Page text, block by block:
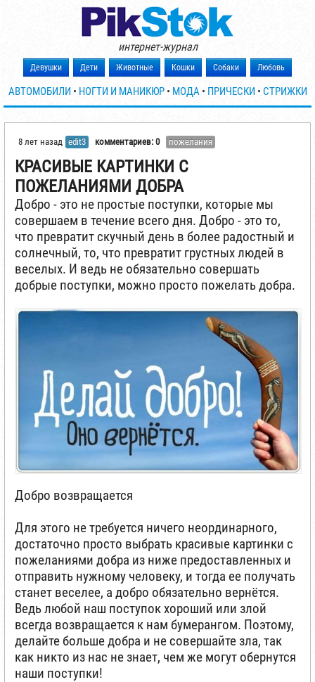
интернет-журнал
Девушки Дети Животные Кошки Собаки Любовь
АВТОМОБИЛИ • НОГТИ И МАНИКЮР• МОДА • ПРИЧЕСКИ • СТРИЖКИ
8 лет назад edit3 комментариев: 0 пожелания
КРАСИВЫЕ КАРТИНКИ С
ПОЖЕЛАНИЯМИ ДОБРА
Добро - это не простые поступки, которые мы
совершаем в течение всего дня. Добро - это то,
что превратит скучный день в более радостный и
солнечный, то, что превратит грустных людей в
веселых. И ведь не обязательно совершать
добрые поступки, можно просто пожелать добра.
Добро возвращается
Для этого не требуется ничего неординарного,
достаточно просто выбрать красивые картинки с
пожеланиями добра из ниже предоставленных и
отправить нужному человеку, и тогда ее получать
станет веселее, а добро обязательно вернётся.
Ведь любой наш поступок хороший или злой
всегда возвращается к нам бумерангом. Поэтому,
делайте больше добра и не совершайте зла, так
как никто из нас не знает, чем же могут обернутся
наши поступки!